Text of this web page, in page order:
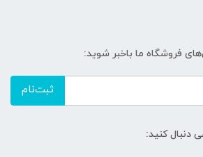
فروشگاه ما باخبر شوید:
ثبت‌نام
دنبال کنید: